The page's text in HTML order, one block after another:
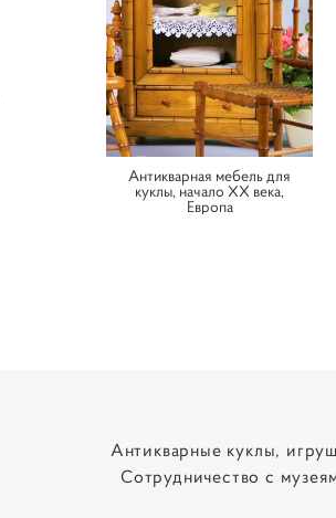
Антикварная мебель для
куклы, начало XX века,
Европа
Антикварные куклы,
Сотрудничество с